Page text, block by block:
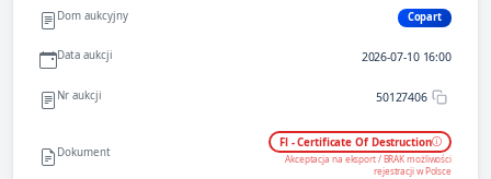
Dom aukcyjny Copart
Data aukcji 2026-07-10 16:00
Nr aukcji 50127406
Dokument
Fl - Certificate Of Destruction
Akceptacja na eksport / BRAK możliwości
rejestracji w Polsce